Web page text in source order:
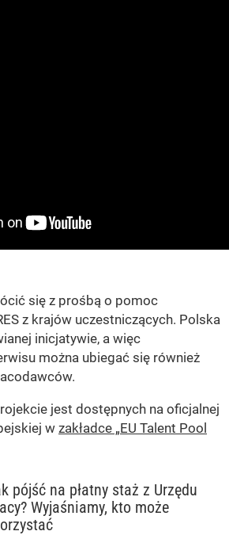
się z prośbą o pomoc
z krajów uczestniczących. Polska
inicjatywie, a więc
można ubiegać się również
jest dostępnych na oficjalnej
w zakładce „EU Talent Pool
pójść na płatny staż z Urzędu
Wyjaśniamy, kto może